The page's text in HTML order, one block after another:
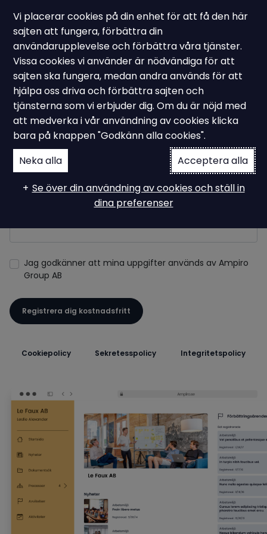
Login sida
Prova Asys kostnadsfritt!
Registrera dig
Fullständigt namn
Jag godkänner att mina uppgifter används av Ampiro
Group AB
Registrera dig kostnadsfritt
Cookiepolicy Sekretesspolicy Integritetspolicy
Vi placerar cookies på din enhet för att få den här
sajten att fungera, förbättra din
användarupplevelse och förbättra våra tjänster.
Vissa cookies vi använder är nödvändiga för att
sajten ska fungera, medan andra används för att
hjälpa oss driva och förbättra sajten och
tjänsterna som vi erbjuder dig. Om du är nöjd med
att medverka i vår användning av cookies klicka
bara på knappen "Godkänn alla cookies".
Acceptera alla
Neka alla
Se över din användning av cookies och ställ in
dina preferenser